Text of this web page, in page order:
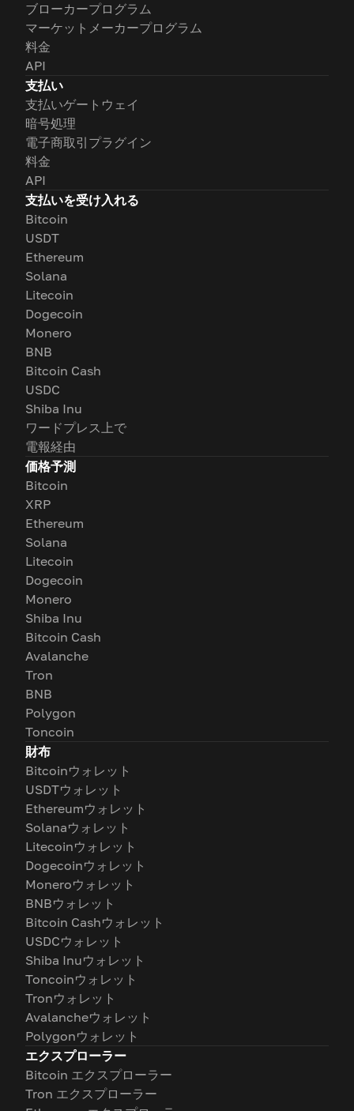
ブローカープログラム
マーケットメーカープログラム
料金
API
支払い
支払いゲートウェイ
暗号処理
電子商取引プラグイン
料金
API
支払いを受け入れる
Bitcoin
USDT
Ethereum
Solana
Litecoin
Dogecoin
Monero
BNB
Bitcoin Cash
USDC
Shiba Inu
ワードプレス上で
電報経由
価格予測
Bitcoin
XRP
Ethereum
Solana
Litecoin
Dogecoin
Monero
Shiba Inu
Bitcoin Cash
Avalanche
Tron
BNB
Polygon
Toncoin
財布
Bitcoinウォレット
USDTウォレット
Ethereumウォレット
Solanaウォレット
Litecoinウォレット
Dogecoinウォレット
Moneroウォレット
BNBウォレット
Bitcoin Cashウォレット
USDCウォレット
Shiba Inuウォレット
Toncoinウォレット
Tronウォレット
Avalancheウォレット
Polygonウォレット
エクスプローラー
Bitcoin エクスプローラー
Tron エクスプローラー